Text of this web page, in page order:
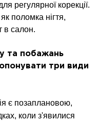
регулярної корекції.
поломка нігтя,
в салон.
та побажань
три види
є позаплановою,
коли з'явилися